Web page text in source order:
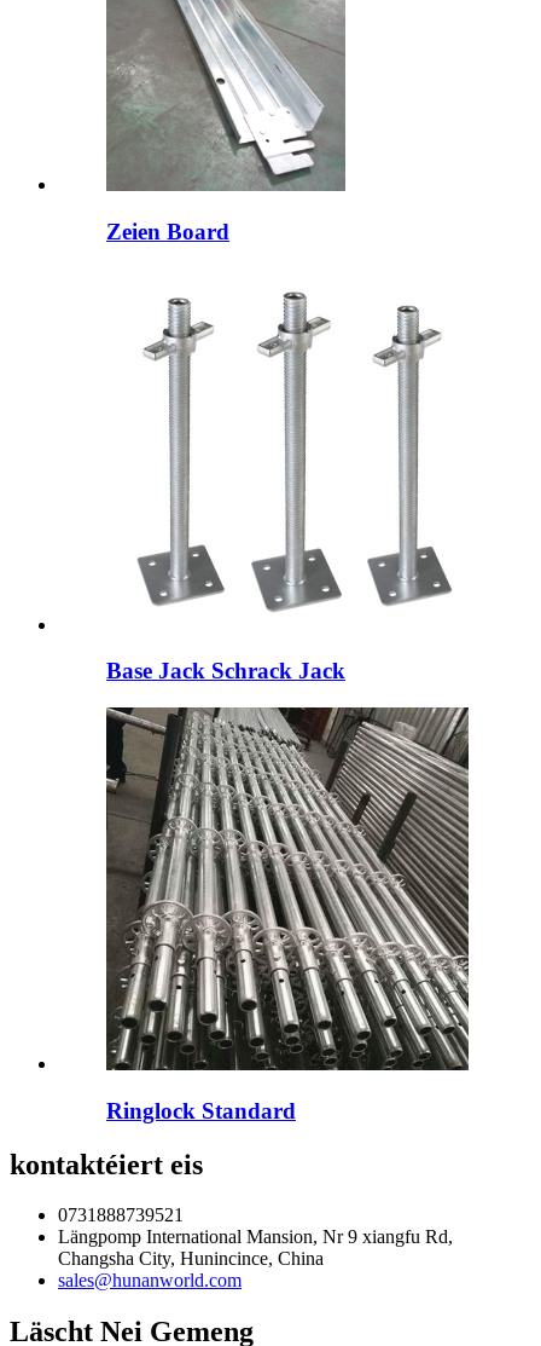
Zeien Board
Base Jack Schrack Jack
Ringlock Standard
kontaktéiert eis
0731888739521
Längpomp International Mansion, Nr 9 xiangfu Rd,
Changsha City, Hunincince, China
sales@hunanworld.com
Läscht Nei Gemeng